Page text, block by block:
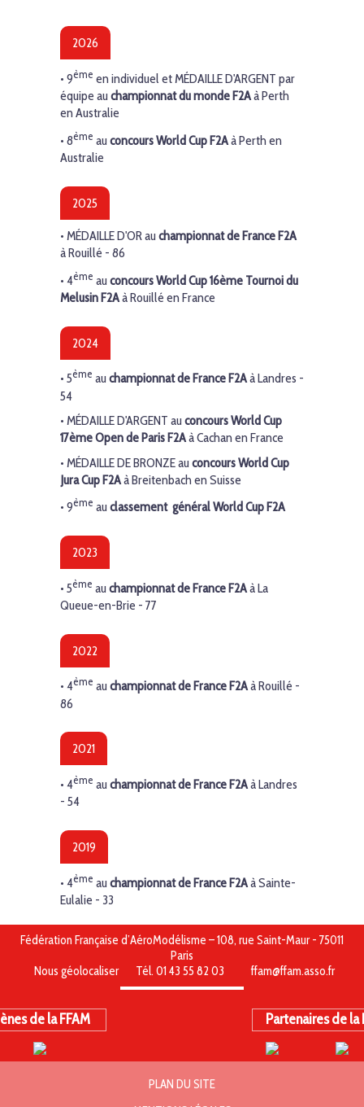
2026
• 9ème en individuel etMÉDAILLED'ARGENT par
équipe au championnat du monde F2Aà Perth
en Australie
• 8ème au concours World Cup F2Aà Perth en
Australie
2025
• MÉDAILLE D'ORau championnat de France F2A
à Rouillé - 86
• 4ème au concours World Cup 16ème Tournoi du
Melusin F2Aà Rouillé en France
2024
• 5ème au championnat de France F2Aà Landres -
54
• MÉDAILLE D'ARGENT au concours World Cup
17ème Open de Paris F2Aà Cachan en France
• MÉDAILLE DE BRONZEau concours World Cup
Jura Cup F2Aà Breitenbach en Suisse
• 9ème au classement général World Cup F2A
2023
• 5ème au championnat de France F2Aà La
Queue-en-Brie - 77
2022
• 4ème au championnat de France F2Aà Rouillé -
86
2021
• 4ème au championnat de France F2Aà Landres
- 54
2019
• 4ème au championnat de France F2Aà Sainte-
Eulalie - 33
Fédération Française d’AéroModélisme – 108, rue Saint-Maur - 75011
Paris
Nous géolocaliser
Tél. 01 43 55 82 03 ffam@ffam.asso.fr
de la FFAM Partenaires de la
PLAN DU SITE